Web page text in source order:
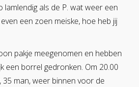
lamlendig als de P. wat weer een
een zoen meiske, hoe heb jij
pakje meegenomen en hebben
een borrel gedronken. Om 20.00
35 man, weer binnen voor de